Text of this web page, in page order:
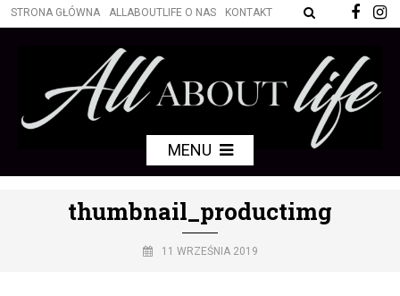
STRONA GŁÓWNA ALLABOUTLIFE O NAS KONTAKT
MENU
thumbnail_productimg
11 WRZEŚNIA 2019